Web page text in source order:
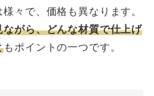
々で、価格も異なります。
がら、どんな材質で仕上げ
もポイントの一つです。